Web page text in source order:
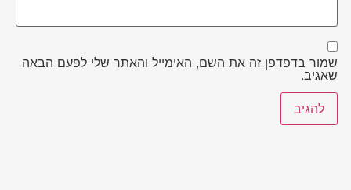
שמור בדפדפן זה את השם, האימייל והאתר שלי לפעם הבאה
שאגיב.